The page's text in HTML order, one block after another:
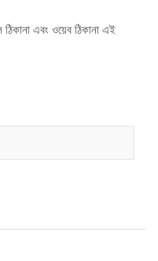
এবং ওয়েব ঠিকানা এই